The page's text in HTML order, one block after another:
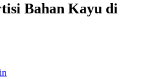
Bahan Kayu di